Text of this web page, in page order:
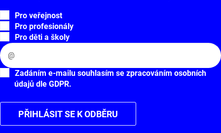
Pro veřejnost
Pro profesionály
Pro děti a školy
Zadáním e-mailu souhlasím se zpracováním osobních
údajů dle GDPR.
PŘIHLÁSIT SE K ODBĚRU